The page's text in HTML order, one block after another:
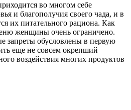
во многом себе
и благополучия своего чада, и в
их питательного рациона. Как
женщины очень ограничено.
запреты обусловлены в первую
еще не совсем окрепший
воздействия многих продуктов